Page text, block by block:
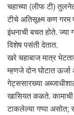
चहाच्या (लीफ टी)
टीचे अतिसूक्ष्म कण गरम
इंधनाची बचत होते. ज्या
विशेष पसंती देतात.
खरे चहाबाज मात्र
म्हणजे दोन घोटात
गेट्ससारख्या
खासियत कळते. कामाची
टाकलेल्या गप्पा असोत;